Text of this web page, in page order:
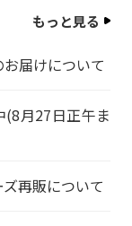
もっと見る
届けについて
(8月27日正午ま
再販について